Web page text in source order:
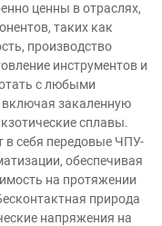
ценны в отраслях,
таких как
производство
инструментов и
с любыми
закаленную
сплавы.
себя передовые ЧПУ-
обеспечивая
на протяжении
природа
напряжения на